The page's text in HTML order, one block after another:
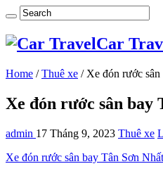
Car
Home / Thuê xe / Xe đón rước
Xe đón rước sân
admin 17 Tháng 9, 2023 Thuê xe
Xe đón rước sân bay Tân Sơn